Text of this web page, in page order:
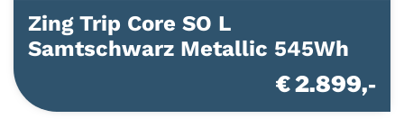
Zing Trip Core SO L
Samtschwarz Metallic 545Wh
€ 2.899,-